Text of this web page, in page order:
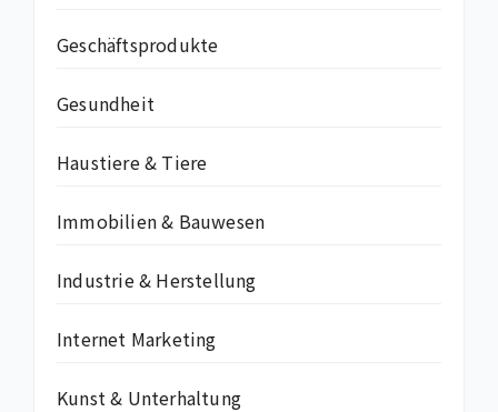
Geschäftsprodukte
Gesundheit
Haustiere & Tiere
Immobilien & Bauwesen
Industrie & Herstellung
Internet Marketing
Kunst & Unterhaltung